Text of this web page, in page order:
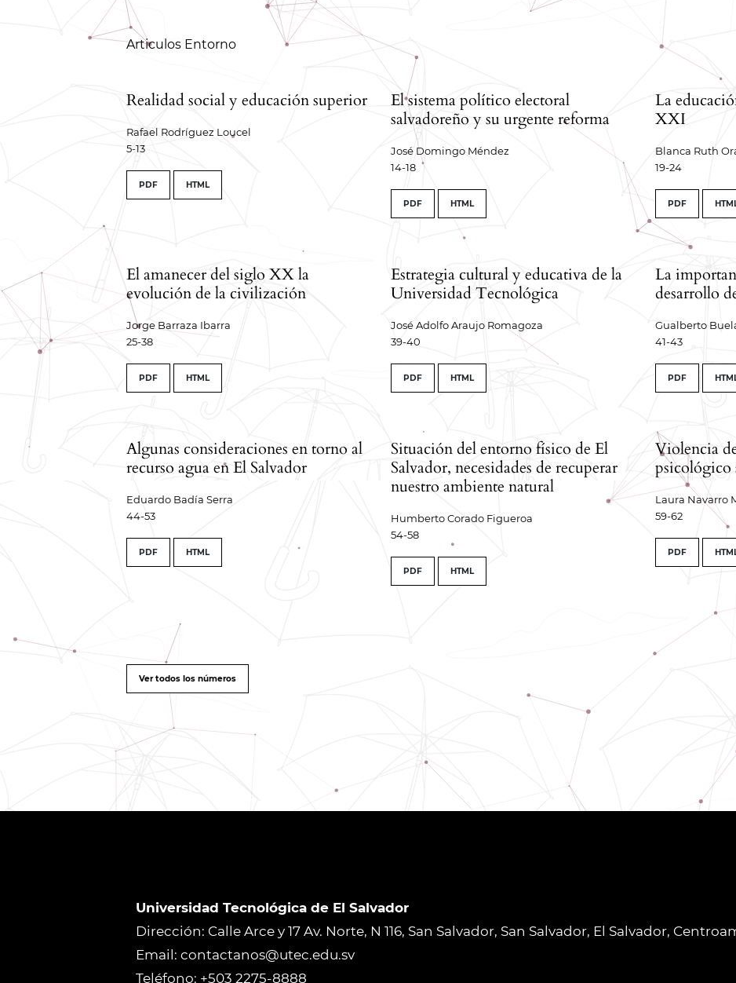
Tabla de contenidos
Articulos Entorno
Realidad social y educación superior
Rafael Rodríguez Loucel
5-13
PDF HTML
El sistema político electoral
salvadoreño y su urgente reforma
José Domingo Méndez
14-18
PDF HTML
La
XXI
Blanca Ruth
19-24
PDF
El amanecer del siglo XX la
evolución de la civilización
Jorge Barraza Ibarra
25-38
PDF HTML
Estrategia cultural y educativa de la
Universidad Tecnológica
José Adolfo Araujo Romagoza
39-40
PDF HTML
La
desarrollo
Gualberto
41-43
PDF
Algunas consideraciones en torno al
recurso agua en El Salvador
Eduardo Badía Serra
44-53
PDF HTML
Situación del entorno físico de El
Salvador, necesidades de recuperar
nuestro ambiente natural
Humberto Corado Figueroa
54-58
PDF HTML
Violencia
psicológico
Laura Navarro
59-62
PDF
Ver todos los números
Universidad Tecnológica de El Salvador
Dirección: Calle Arce y 17 Av. Norte, N 116, San Salvador, San Salvador, El Salvador,
Email: contactanos@utec.edu.sv
Teléfono: +503 2275-8888